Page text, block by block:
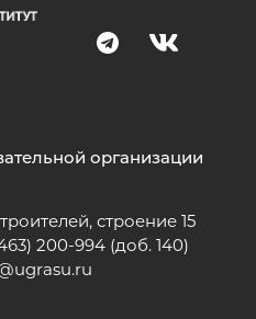
организации
строение 15
200-994 (доб. 140)